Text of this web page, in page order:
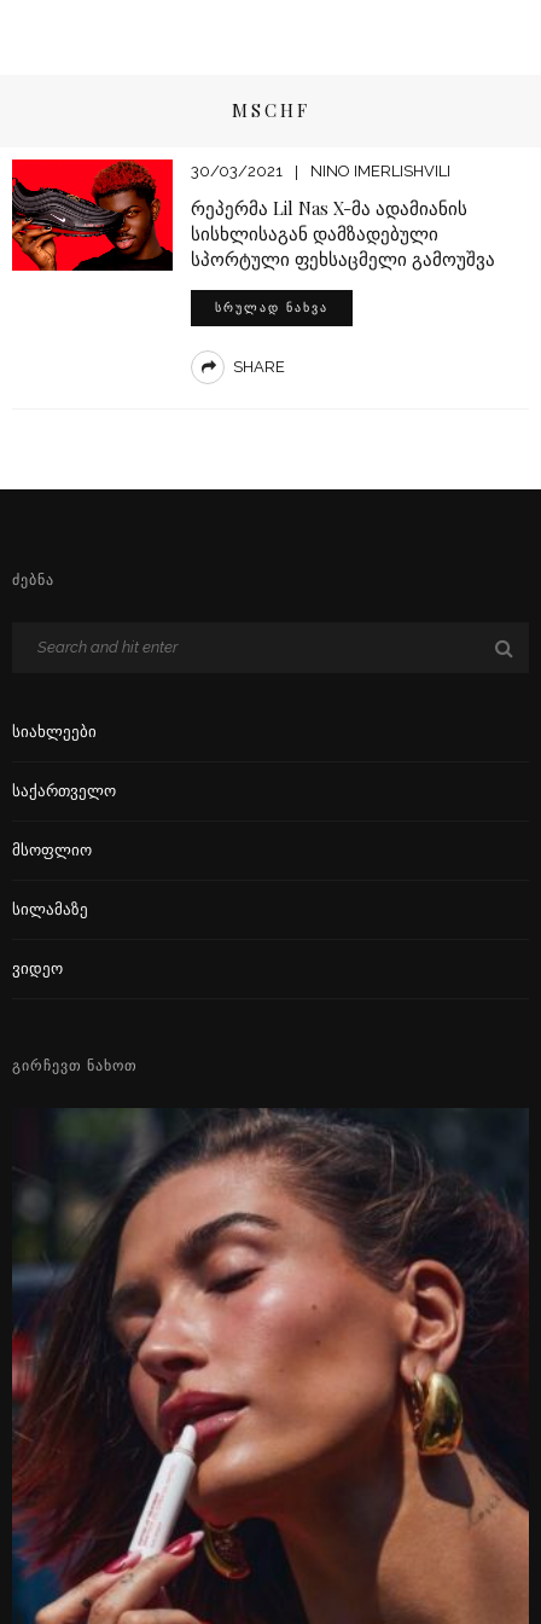
MSCHF
30/03/2021 NINO IMERLISHVILI
რეპერმა Lil Nas X-მა ადამიანის
სისხლისაგან დამზადებული
სპორტული ფეხსაცმელი გამოუშვა
ᲡᲠᲣᲚᲐᲓ ᲜᲐᲮᲕᲐ
SHARE
ᲫᲔᲑᲜᲐ
Სიახლეები
Საქართველო
Მსოფლიო
Სილამაზე
Ვიდეო
ᲒᲘᲠᲩᲔᲕᲗ ᲜᲐᲮᲝᲗ